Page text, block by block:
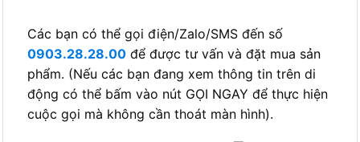
Các bạn có thể gọi điện/Zalo/SMS đến số
0903.28.28.00 để được tư vấn và đặt mua sản
phẩm. (Nếu các bạn đang xem thông tin trên di
động có thể bấm vào nút GỌI NGAY để thực hiện
cuộc gọi mà không cần thoát màn hình).